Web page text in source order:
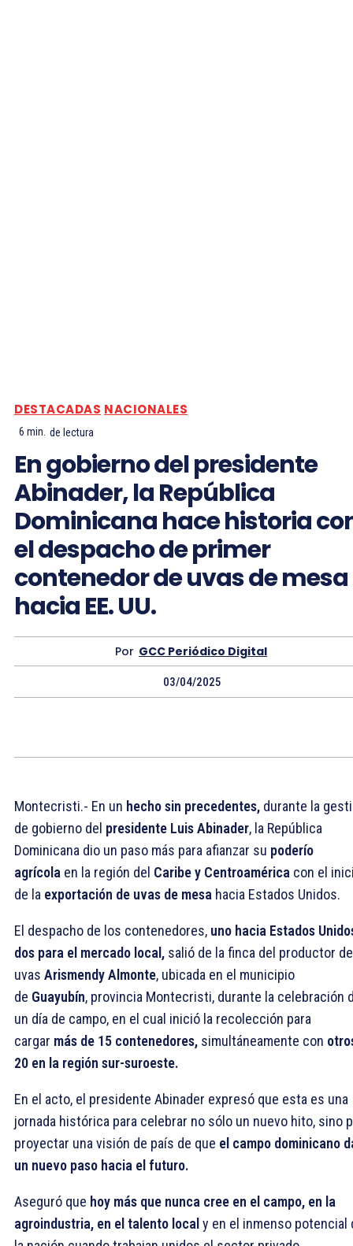
DESTACADAS NACIONALES
6 min. de lectura
En gobierno del presidente
Abinader, la República
Dominicana hace historia
el despacho de primer
contenedor de uvas de mesa
hacia EE. UU.
Por GCC Periódico Digital
03/04/2025
Montecristi.- En un hecho sin precedentes, durante la
de gobierno del presidente Luis Abinader, la República
Dominicana dio un paso más para afianzar su poderío
agrícola en la región del Caribe y Centroamérica con el
de la exportación de uvas de mesa hacia Estados Unidos.
El despacho de los contenedores, uno hacia Estados
dos para el mercado local, salió de la finca del productor de
uvas Arismendy Almonte, ubicada en el municipio
de Guayubín, provincia Montecristi, durante la celebración
un día de campo, en el cual inició la recolección para
cargar más de 15 contenedores, simultáneamente con
20 en la región sur-suroeste.
En el acto, el presidente Abinader expresó que esta es una
jornada histórica para celebrar no sólo un nuevo hito, sino
proyectar una visión de país de que el campo dominicano
un nuevo paso hacia el futuro.
Aseguró que hoy más que nunca cree en el campo, en la
agroindustria, en el talento localy en el inmenso potencial